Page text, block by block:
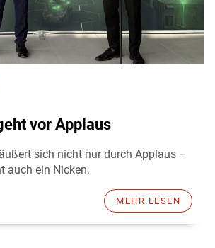
vor Applaus
sich nicht nur durch Applaus –
auch ein Nicken.
MEHR LESEN